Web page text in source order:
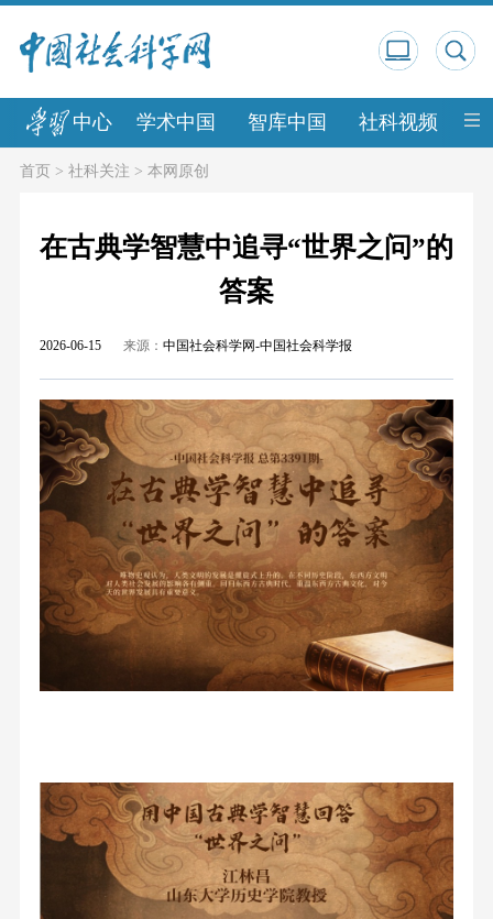
中心 学术中国 智库中国 社科视频 中
首页> 社科关注 > 本网原创
在古典学智慧中追寻“世界之问”的
答案
2026-06-15 来源： 中国社会科学网-中国社会科学报